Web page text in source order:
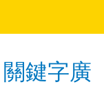
鍵字廣